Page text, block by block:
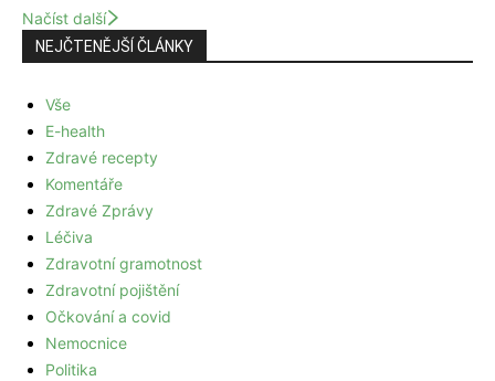
Načíst další
NEJČTENĚJŠÍ ČLÁNKY
Vše
E-health
Zdravé recepty
Komentáře
Zdravé Zprávy
Léčiva
Zdravotní gramotnost
Zdravotní pojištění
Očkování a covid
Nemocnice
Politika